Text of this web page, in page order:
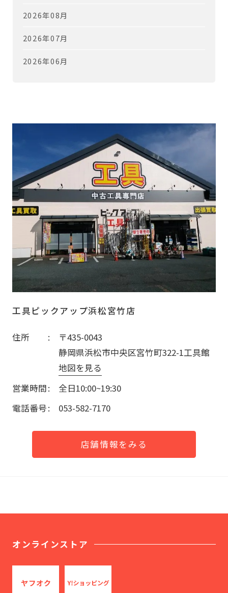
2026年08月
2026年07月
2026年06月
工具ピックアップ浜松宮竹店
住所
〒435-0043
静岡県浜松市中央区宮竹町322-1工具館
地図を見る
営業時間
全日10:00~19:30
電話番号
053-582-7170
店舗情報をみる
オンラインストア